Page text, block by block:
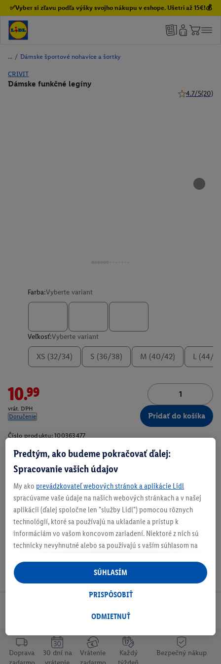
✅Vyber si zľavu podľa výšky svojho nákupu v eshope. Ušetri až 15€!💰
/ Dámske športové nohavice a šortky
CRIVIT
Dámske funkčné legíny
4.7/5(20)
Farba:Vyberte variant
Veľkosť:Vyberte variant
XS (32/34) S (36/38) M (40/42) L (44/
10.99
vrát. DPH
Doručenie
Pridať do košíka
Číslo produktu: 100363477
Zistite svoju veľkosť
O produkte
Odoberaj Newsletter!
Doprava
30 dní na
Vrátenie
Každý
Bezpečný nákup
Predtým, ako budeme pokračovať ďalej:
Spracovanie vašich údajov
My ako prevádzkovateľ webových stránok a aplikácie Lidl
spracúvame vaše údaje na našich webových stránkach a v našej
aplikácii (ďalej spoločne len "služby Lidl") pomocou rôznych
technológií, ktoré sa používajú na ukladanie a prístup k
informáciám vo vašom koncovom zariadení. Niektoré z nich sú
technicky nevyhnutné alebo sa používajú s vaším súhlasom na
personalizovanú reklamu v rámci služieb Lidl aj mimo nich. Ak
ste účastníkom programu Lidl Plus, na tieto účely sa spracúvajú
aj údaje z vášho nákupného správania v obchode.
následne si vytvoríte účet Lidl Plus alebo sa prihlásite do svojho
tiež vytvoriť špeciálny online identifikátor z e-mailovej adresy,
ktorú tam uvediete, aby sme vás mohli rozpoznať v službách
ODMIETNUŤ
PRISPÔSOBIŤ
SÚHLASÍM